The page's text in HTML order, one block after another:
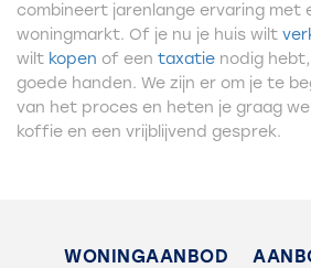
combineert jarenlange ervaring met
woningmarkt. Of je nu je huis wilt
wilt kopen of een taxatie nodig hebt,
goede handen. We zijn er om je te
van het proces en heten je graag
koffie en een vrijblijvend gesprek.
WONINGAANBOD